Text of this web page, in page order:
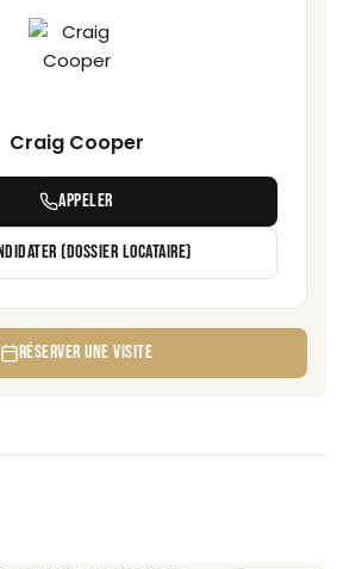
Craig Cooper
APPELER
(DOSSIER LOCATAIRE)
RÉSERVER UNE VISITE